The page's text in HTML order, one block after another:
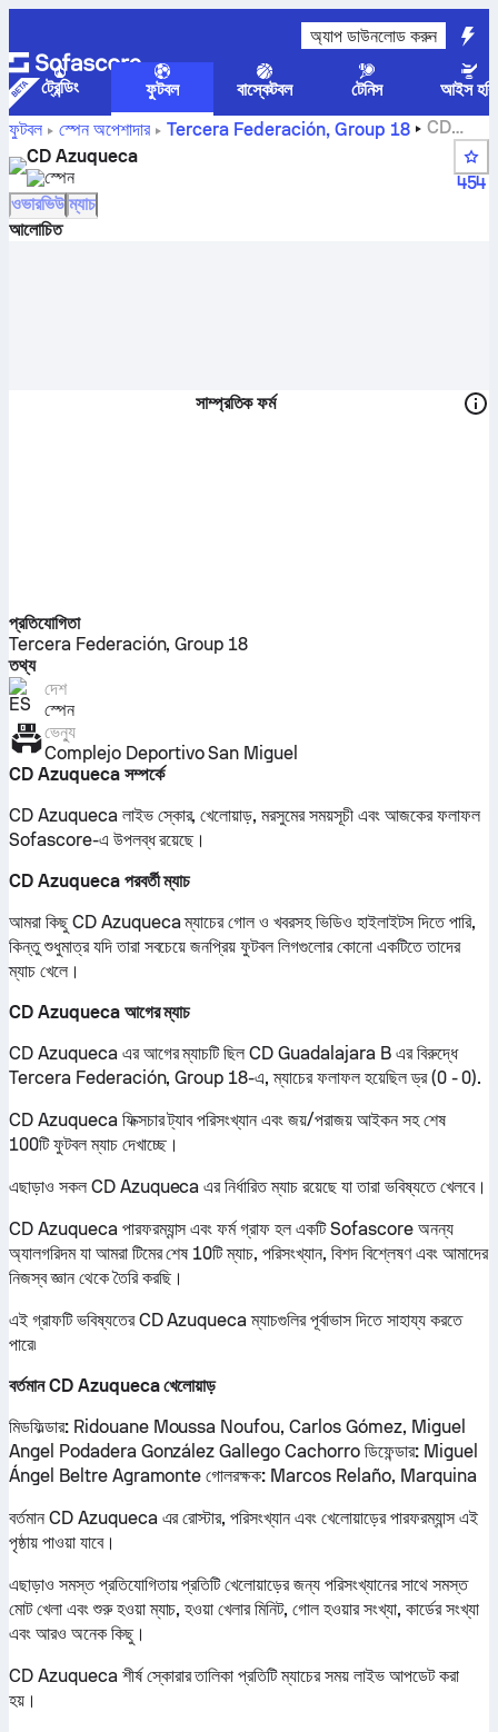
অ্যাপ ডাউনলোড করুন
ট্রেন্ডিং ফুটবল বাস্কেটবল টেনিস
আইস হকি
ফুটবল
স্পেনঅপেশাদার Tercera Federación, Group 18
CD
Azuqueca স্কোর, ফিক্সচার, অবস্থান এবং খেলোয়াড়ের পরিসংখ্যান
CD Azuqueca
স্পেন
454
ওভারভিউ ম্যাচ
আলোচিত
সাম্প্রতিক ফর্ম
প্রতিযোগিতা
Tercera Federación, Group 18
তথ্য
দেশ
স্পেন
ভেন্যু
Complejo Deportivo San Miguel
CD Azuqueca সম্পর্কে
CD Azuqueca লাইভ স্কোর, খেলোয়াড়, মরসুমের সময়সূচী এবং আজকের ফলাফল
Sofascore-এ উপলব্ধ রয়েছে।
CD Azuqueca পরবর্তী ম্যাচ
আমরা কিছু CD Azuqueca ম্যাচের গোল ও খবরসহ ভিডিও হাইলাইটস দিতে পারি,
কিন্তু শুধুমাত্র যদি তারা সবচেয়ে জনপ্রিয় ফুটবল লিগগুলোর কোনো একটিতে তাদের
ম্যাচ খেলে।
CD Azuqueca আগের ম্যাচ
CD Azuqueca এর আগের ম্যাচটি ছিল CD Guadalajara B এর বিরুদ্ধে
Tercera Federación, Group 18-এ, ম্যাচের ফলাফল হয়েছিল ড্র (0 - 0).
CD Azuqueca ফিক্সচার ট্যাব পরিসংখ্যান এবং জয়/পরাজয় আইকন সহ শেষ
100টি ফুটবল ম্যাচ দেখাচ্ছে।
এছাড়াও সকল CD Azuqueca এর নির্ধারিত ম্যাচ রয়েছে যা তারা ভবিষ্যতে খেলবে।
CD Azuqueca পারফরম্যান্স এবং ফর্ম গ্রাফ হল একটি Sofascore অনন্য
অ্যালগরিদম যা আমরা টিমের শেষ 10টি ম্যাচ, পরিসংখ্যান, বিশদ বিশ্লেষণ এবং আমাদের
নিজস্ব জ্ঞান থেকে তৈরি করছি।
এই গ্রাফটি ভবিষ্যতের CD Azuqueca ম্যাচগুলির পূর্বাভাস দিতে সাহায্য করতে
পারে৷
বর্তমান CD Azuqueca খেলোয়াড়
মিডফিল্ডার:Ridouane Moussa Noufou, Carlos Gómez, Miguel
Angel Podadera González Gallego Cachorro ডিফেন্ডার:Miguel
Ángel Beltre Agramonteগোলরক্ষক: Marcos Relaño, Marquina
বর্তমান CD Azuqueca এর রোস্টার, পরিসংখ্যান এবং খেলোয়াড়ের পারফরম্যান্স এই
পৃষ্ঠায় পাওয়া যাবে।
এছাড়াও সমস্ত প্রতিযোগিতায় প্রতিটি খেলোয়াড়ের জন্য পরিসংখ্যানের সাথে সমস্ত
মোট খেলা এবং শুরু হওয়া ম্যাচ, হওয়া খেলার মিনিট, গোল হওয়ার সংখ্যা, কার্ডের সংখ্যা
এবং আরও অনেক কিছু।
CD Azuqueca শীর্ষ স্কোরার তালিকা প্রতিটি ম্যাচের সময় লাইভ আপডেট করা
হয়।